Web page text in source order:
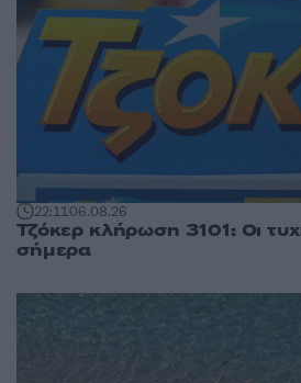
22:1106.08.26
Τζόκερ κλήρωση 3101: Οι
σήμερα